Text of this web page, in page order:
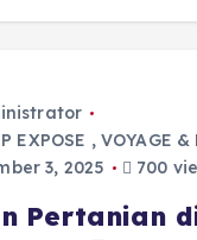
EXPOSE , VOYAGE &
3, 2025
700
Pertanian